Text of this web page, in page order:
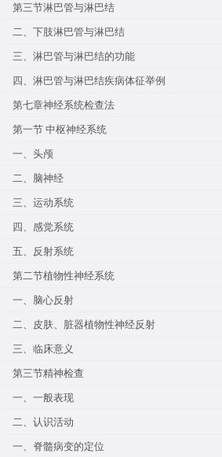
第三节淋巴管与淋巴结
二、下肢淋巴管与淋巴结
三、淋巴管与淋巴结的功能
四、淋巴管与淋巴结疾病体征举例
第七章神经系统检查法
第一节 中枢神经系统
一、头颅
二、脑神经
三、运动系统
四、感觉系统
五、反射系统
第二节植物性神经系统
一、脑心反射
二、皮肤、脏器植物性神经反射
三、临床意义
第三节精神检查
一、一般表现
二、认识活动
一、脊髓病变的定位